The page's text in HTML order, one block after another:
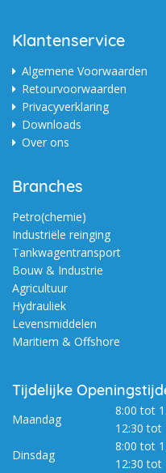
Klantenservice
Algemene Voorwaarden
Retourvoorwaarden
Privacyverklaring
Downloads
Over ons
Branches
Petro(chemie)
Industriële reinging
Tankwagentransport
Bouw & Industrie
Agricultuur
Hydrauliek
Levensmiddelen
Maritiem & Offshore
Tijdelijke
Maandag
8:00 tot
12:30 tot
Dinsdag
8:00 tot
12:30 tot